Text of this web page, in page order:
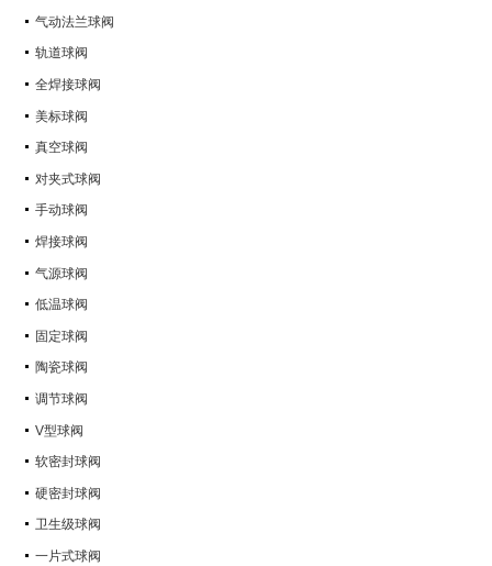
气动法兰球阀
轨道球阀
全焊接球阀
美标球阀
真空球阀
对夹式球阀
手动球阀
焊接球阀
气源球阀
低温球阀
固定球阀
陶瓷球阀
调节球阀
V型球阀
软密封球阀
硬密封球阀
卫生级球阀
一片式球阀